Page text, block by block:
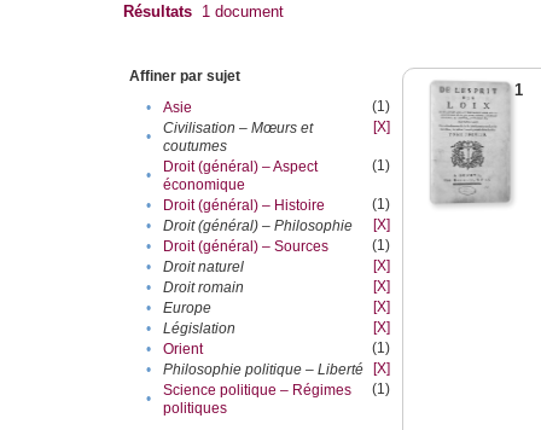
Résultats 1 document
Affiner par sujet
•
Asie
(1)
•
Civilisation – Mœurs et
coutumes
[X]
•
Droit (général) – Aspect
économique
(1)
• Droit (général) – Histoire
(1)
•
Droit (général) – Philosophie
[X]
•
Droit (général) – Sources
(1)
•
Droit naturel
[X]
•
Droit romain
[X]
•
Europe
[X]
•
Législation
[X]
•
Orient
(1)
•
Philosophie politique – Liberté
[X]
•
Science politique – Régimes
politiques
(1)
1